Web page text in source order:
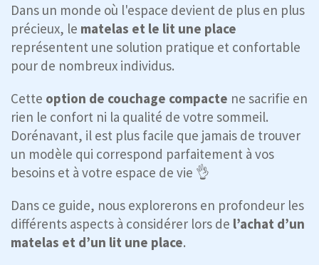
Dans un monde où l'espace devient de plus en plus
précieux, le matelas et le lit une place
représentent une solution pratique et confortable
pour de nombreux individus.
Cette option de couchage compacte ne sacrifie en
rien le confort ni la qualité de votre sommeil.
Dorénavant, il est plus facile que jamais de trouver
un modèle qui correspond parfaitement à vos
besoins et à votre espace de vie 👌
Dans ce guide, nous explorerons en profondeur les
différents aspects à considérer lors de l’achat d’un
matelas et d’un lit une place.